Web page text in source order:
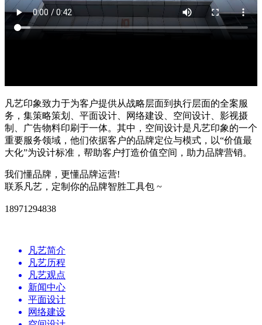
凡艺印象致力于为客户提供从战略层面到执行层面的全案服
务，集策略策划、平面设计、网络建设、空间设计、影视摄
制、广告物料印刷于一体。其中，空间设计是凡艺印象的一个
重要服务领域，他们依据客户的品牌定位与模式，以“价值最
大化”为设计标准，帮助客户打造价值空间，助力品牌营销。
我们懂品牌，更懂品牌运营!
联系凡艺，定制你的品牌智胜工具包 ~
18971294838
凡艺简介
凡艺历程
凡艺观点
新闻中心
平面设计
网络建设